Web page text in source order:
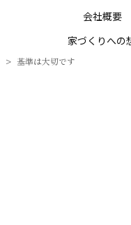
会社概要
家づくりへの
基準は大切です